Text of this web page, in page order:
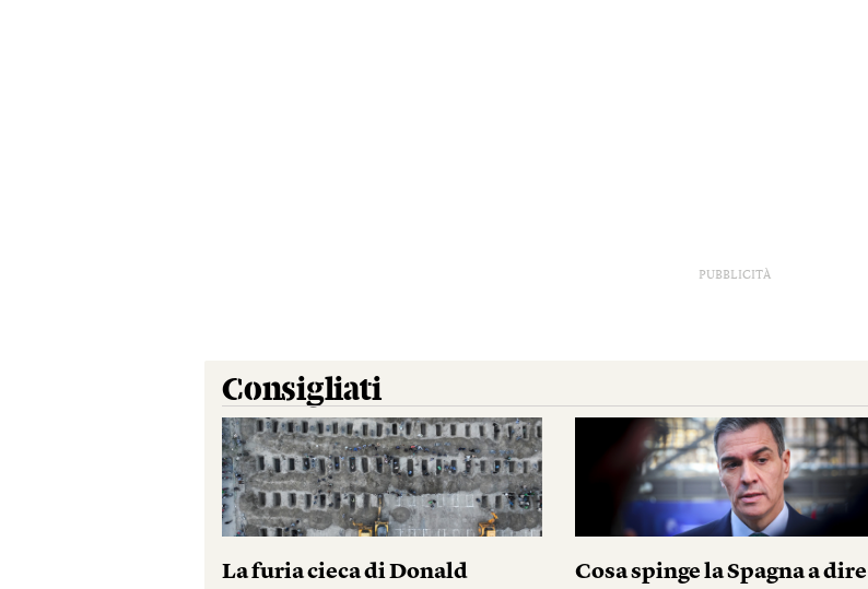
PUBBLICITÀ
Consigliati
La furia cieca di Donald
Cosa spinge la Spagna a dire